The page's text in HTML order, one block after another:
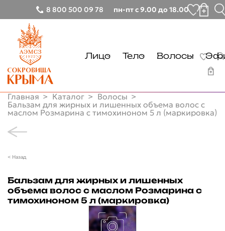
8 800 500 09 78 пн-пт с 9.00 до 18.00
Лицо
Очищение
Солнцезащита
Глаза
Губы
Тело
Уход
Волосы
Лицо
Питание
Солнцезащита
Тело
Руки
Ноги
Волосы
Уход
Эфирные масла
Другие товары
Бальзамы лечебные
Крымские продукты
Главная Каталог
Волосы
Бальзам для жирных и лишенных объема волос с
маслом Розмарина с тимохиноном 5 л (маркировка)
< Назад
Бальзам для жирных и лишенных
объема волос с маслом Розмарина с
тимохиноном 5 л (маркировка)